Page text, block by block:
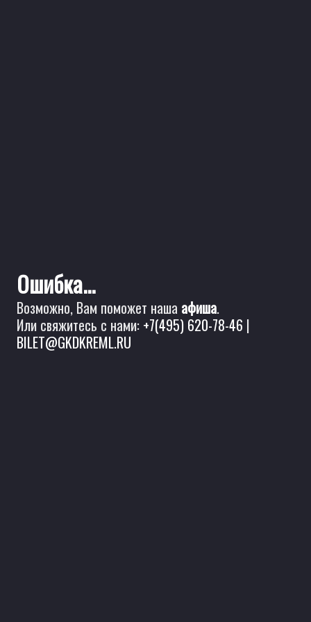
Ошибка...
Возможно, Вам поможет наша афиша.
Или свяжитесь с нами: +7(495) 620-78-46 |
BILET@GKDKREML.RU